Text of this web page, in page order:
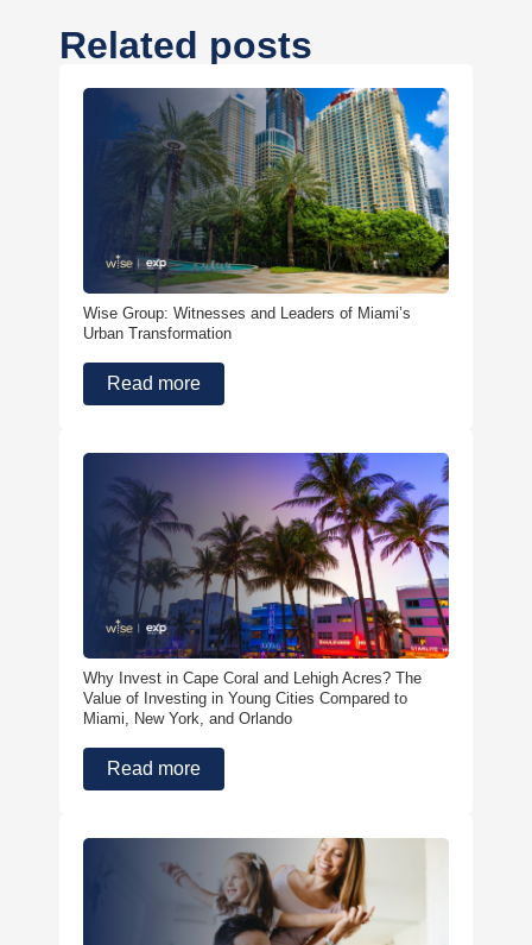
Related posts
Wise Group: Witnesses and Leaders of Miami’s
Urban Transformation
Read more
Why Invest in Cape Coral and Lehigh Acres? The
Value of Investing in Young Cities Compared to
Miami, New York, and Orlando
Read more